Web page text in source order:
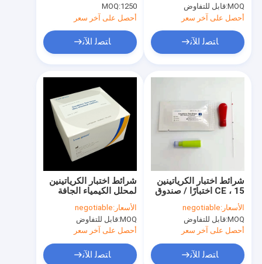
MOQ:1250
أحصل على آخر سعر
ﺎﺘﺼﻟ ﺍﻶﻧ
MOQ: قابل للتفاوض
أحصل على آخر سعر
ﺎﺘﺼﻟ ﺍﻶﻧ
شرائط اختبار الكرياتينين
لمحلل الكيمياء الجافة
Prochek لصحة الكلى
الأسعار:negotiable
MOQ: قابل للتفاوض
أحصل على آخر سعر
ﺎﺘﺼﻟ ﺍﻶﻧ
شرائط اختبار الكرياتينين
CE ، 15 اختبارًا / صندوق
شرائط اختبار طبي
الأسعار:negotiable
MOQ: قابل للتفاوض
أحصل على آخر سعر
ﺎﺘﺼﻟ ﺍﻶﻧ